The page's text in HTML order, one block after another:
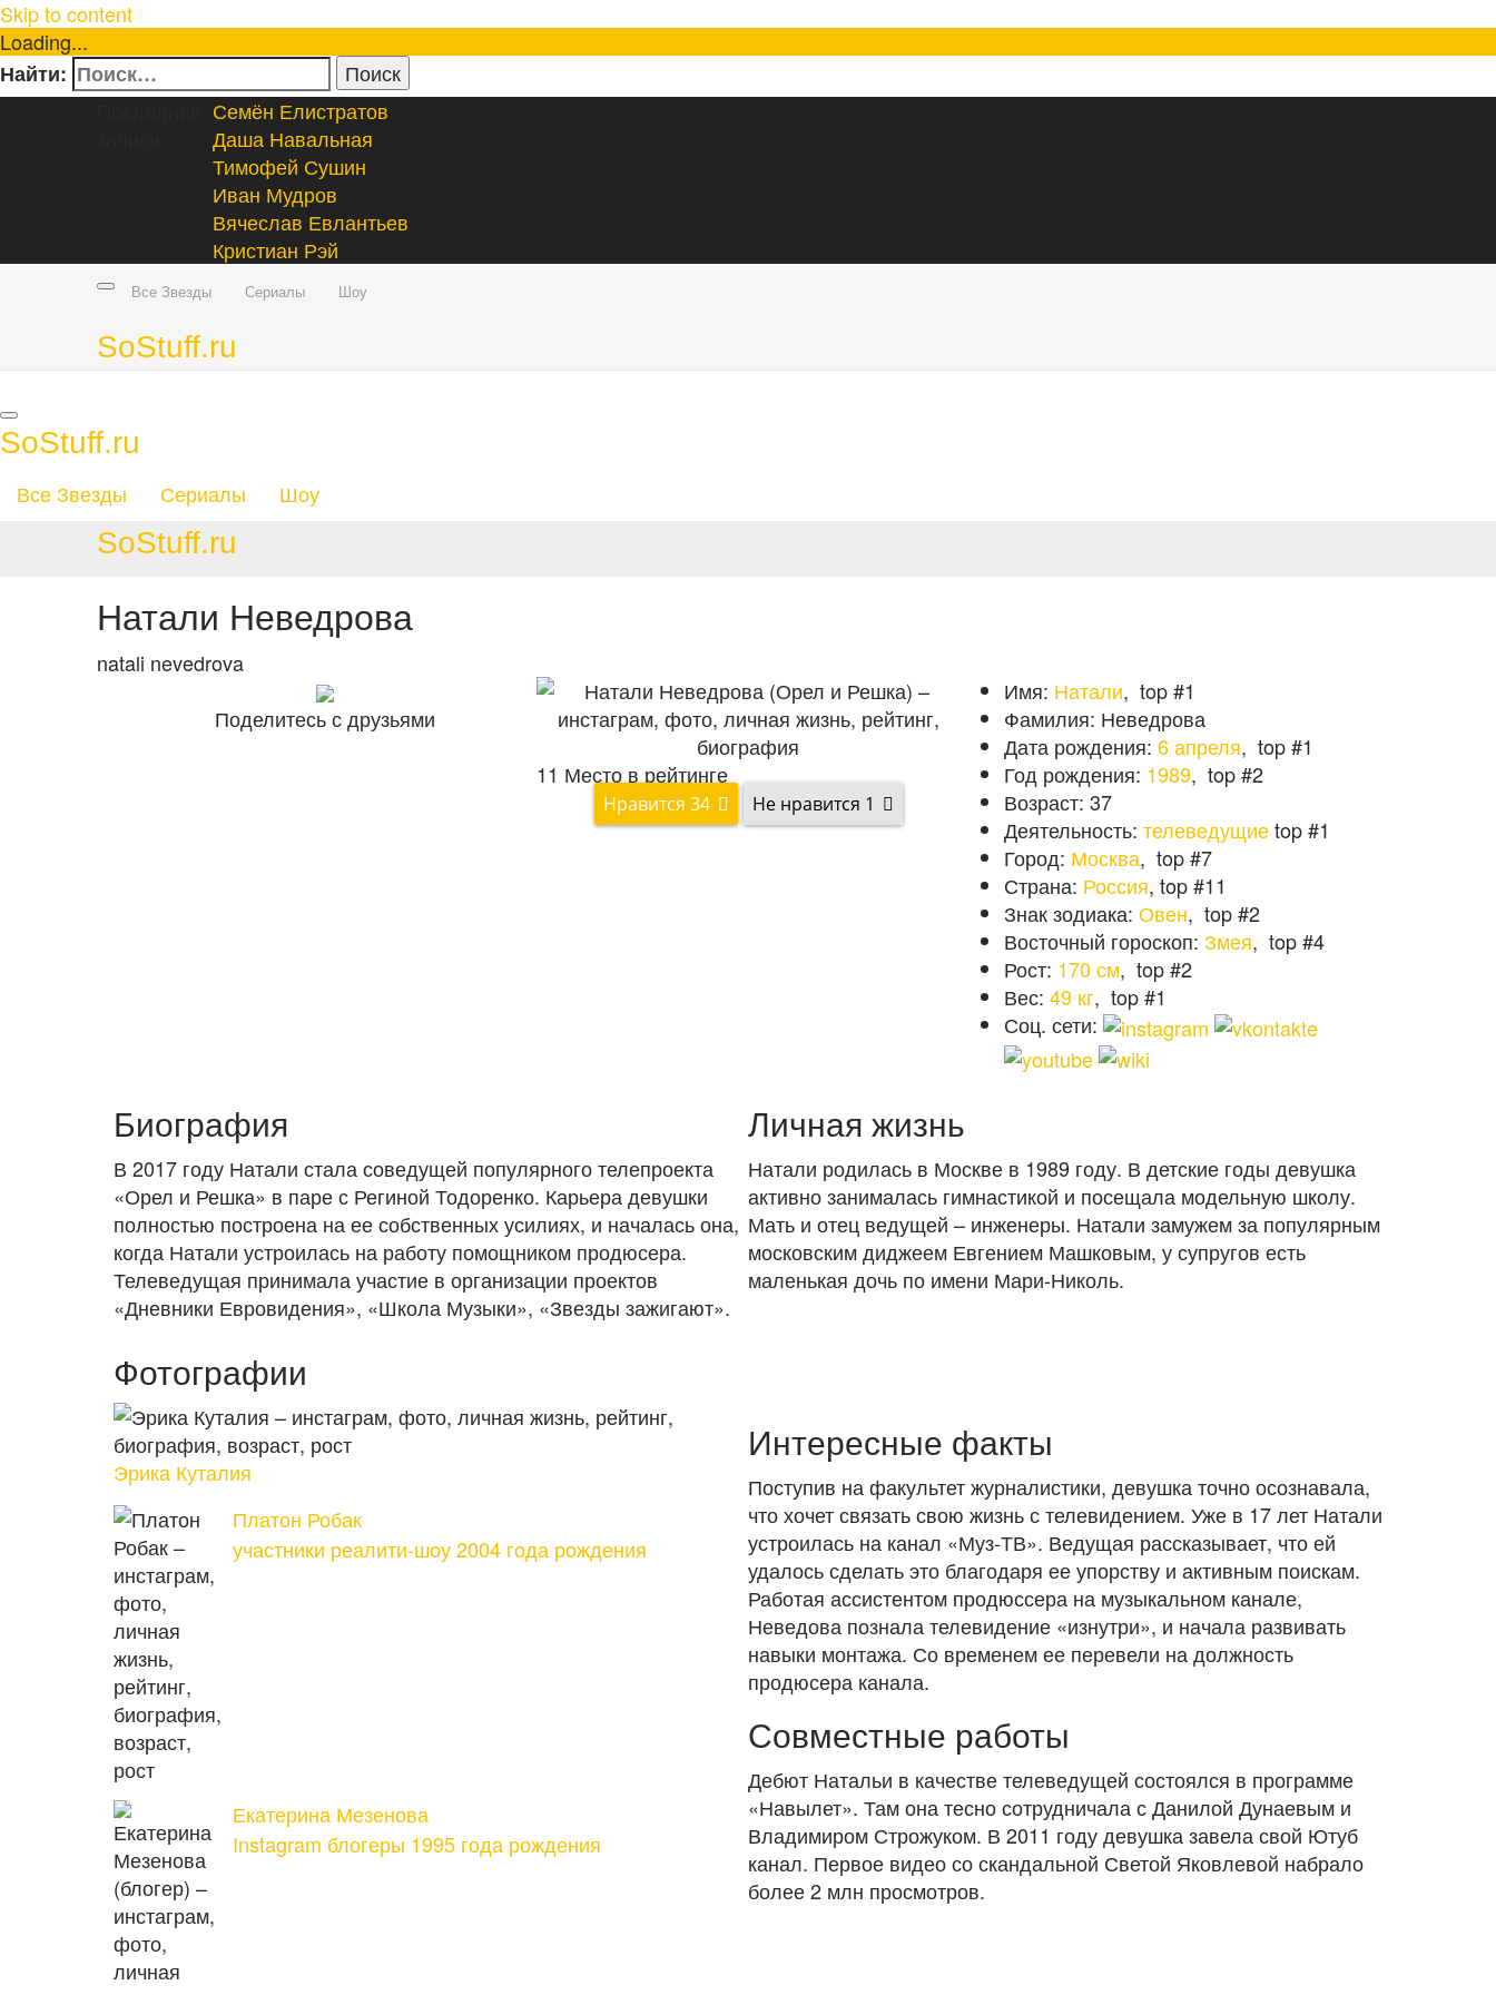
Skip to content
Loading...
Найти:
Семён Елистратов
Даша Навальная
Тимофей Сушин
Иван Мудров
Вячеслав Евлантьев
Кристиан Рэй
Все Звезды Сериалы Шоу
SoStuff.ru
SoStuff.ru
Все Звезды Сериалы Шоу
SoStuff.ru
Натали Неведрова
natali nevedrova
Поделитесь с друзьями
11 Место в рейтинге
34 1
Имя: Натали, top #1
Фамилия: Неведрова
Дата рождения: 6 апреля, top #1
Год рождения: 1989, top #2
Возраст: 37
Деятельность: телеведущиеtop #1
Город: Москва, top #7
Страна: Россия, top #11
Знак зодиака: Овен, top #2
Восточный гороскоп: Змея, top #4
Рост: 170 см, top #2
Вес: 49 кг, top #1
Соц. сети:
Биография
В 2017 году Натали стала соведущей популярного телепроекта
«Орел и Решка» в паре с Региной Тодоренко. Карьера девушки
полностью построена на ее собственных усилиях, и началась она,
когда Натали устроилась на работу помощником продюсера.
Телеведущая принимала участие в организации проектов
«Дневники Евровидения», «Школа Музыки», «Звезды зажигают».
Личная жизнь
Натали родилась в Москве в 1989 году. В детские годы девушка
активно занималась гимнастикой и посещала модельную школу.
Мать и отец ведущей – инженеры. Натали замужем за популярным
московским диджеем Евгением Машковым, у супругов есть
маленькая дочь по имени Мари-Николь.
Фотографии
Эрика Куталия
Платон Робак
участники реалити-шоу 2004 года рождения
Екатерина Мезенова
Instagram блогеры 1995 года рождения
Интересные факты
Поступив на факультет журналистики, девушка точно осознавала,
что хочет связать свою жизнь с телевидением. Уже в 17 лет Натали
устроилась на канал «Муз-ТВ». Ведущая рассказывает, что ей
удалось сделать это благодаря ее упорству и активным поискам.
Работая ассистентом продюссера на музыкальном канале,
Неведова познала телевидение «изнутри», и начала развивать
навыки монтажа. Со временем ее перевели на должность
продюсера канала.
Совместные работы
Дебют Натальи в качестве телеведущей состоялся в программе
«Навылет». Там она тесно сотрудничала с Данилой Дунаевым и
Владимиром Строжуком. В 2011 году девушка завела свой Ютуб
канал. Первое видео со скандальной Светой Яковлевой набрало
более 2 млн просмотров.